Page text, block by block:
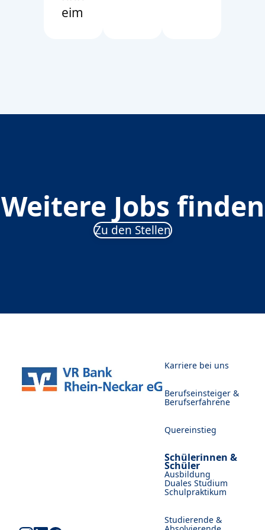
eim
Weitere Jobs finden
Zu den Stellen
Karriere bei uns
Berufseinsteiger &
Berufserfahrene
Quereinstieg
Schülerinnen &
Schüler
Ausbildung
Duales Studium
Schulpraktikum
Studierende &